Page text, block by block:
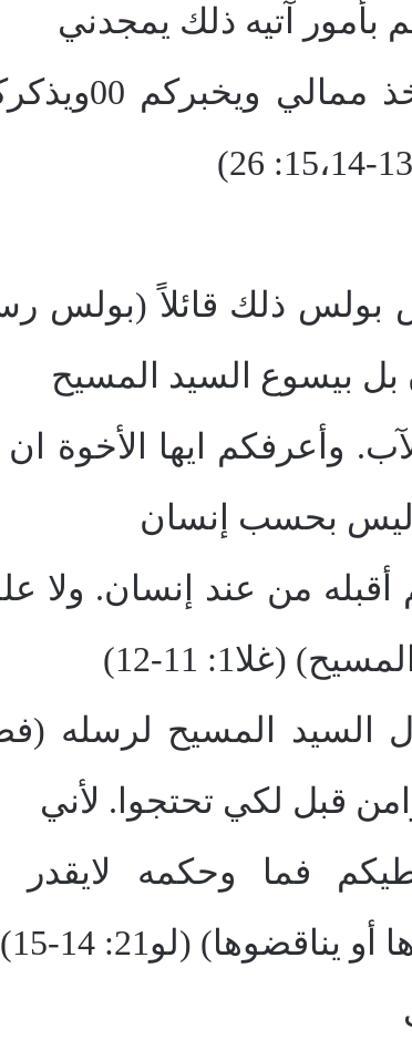
بأمور آتيه ذلك يمجدني
لأنه يأخذ
بولس ذلك قائلاً (بولس
بل بيسوع السيد المسيح
وأعرفكم ايها الأخوة
ليس بحسب إنسان
أقبله من عند إنسان. ولا
(غلا1: 11-12)
السيد المسيح لرسله
قبل لكي تحتجوا. لأني
فما وحكمه
يناقضوها) (لو21: 14-15).